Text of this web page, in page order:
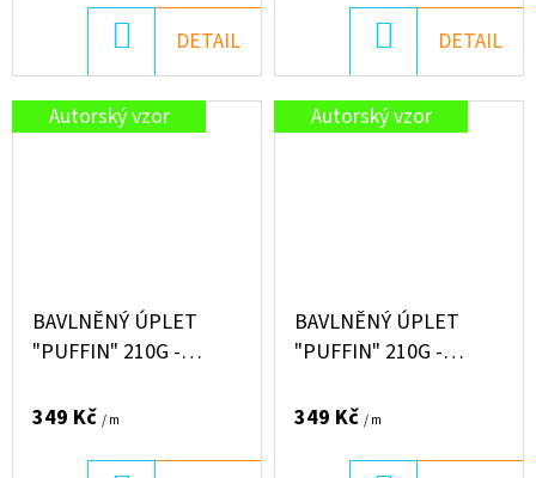
KOŠÍKU
DETAIL
KOŠÍKU
DETAIL
Autorský vzor
BAVLNĚNÝ ÚPLET
"PUFFIN" 210G -
349 Kč / m
Autorský vzor
BAVLNĚNÝ ÚPLET
"PUFFIN" 210G -
349 Kč / m